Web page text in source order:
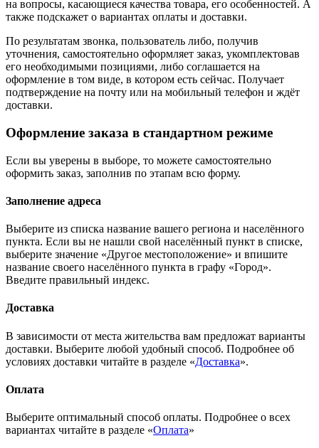
на вопросы, касающиеся качества товара, его особенностей. А
также подскажет о вариантах оплаты и доставки.
По результатам звонка, пользователь либо, получив
уточнения, самостоятельно оформляет заказ, укомплектовав
его необходимыми позициями, либо соглашается на
оформление в том виде, в котором есть сейчас. Получает
подтверждение на почту или на мобильный телефон и ждёт
доставки.
Оформление заказа в стандартном режиме
Если вы уверены в выборе, то можете самостоятельно
оформить заказ, заполнив по этапам всю форму.
Заполнение адреса
Выберите из списка название вашего региона и населённого
пункта. Если вы не нашли свой населённый пункт в списке,
выберите значение «Другое местоположение» и впишите
название своего населённого пункта в графу «Город».
Введите правильный индекс.
Доставка
В зависимости от места жительства вам предложат варианты
доставки. Выберите любой удобный способ. Подробнее об
условиях доставки читайте в разделе «Доставка».
Оплата
Выберите оптимальный способ оплаты. Подробнее о всех
вариантах читайте в разделе «Оплата»